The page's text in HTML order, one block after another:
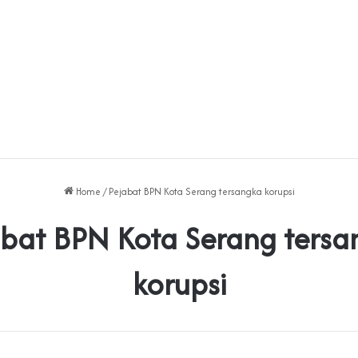
Home / Pejabat BPN Kota Serang tersangka korupsi
BPN Kota Serang
korupsi